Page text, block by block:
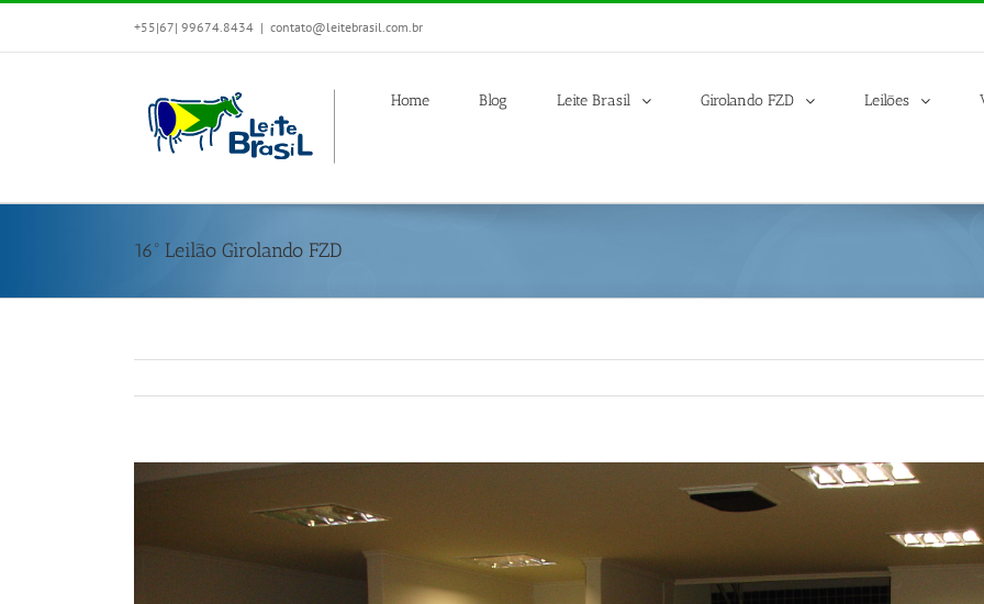
+55|67| 99674.8434 | contato@leitebrasil.com.br
Home Blog Leite Brasil Girolando FZD Leilões
16º Leilão Girolando FZD